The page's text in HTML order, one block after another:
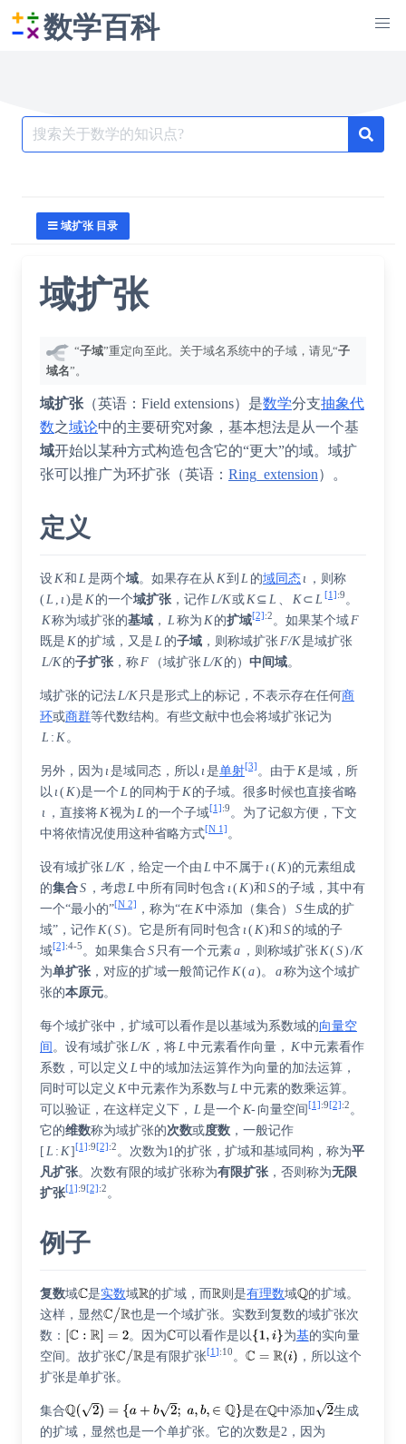
数学百科
Search
for:
域扩张 目录
域扩张
“子域”重定向至此。关于域名系统中的子域，请见“子
域名”。
域扩张 （英语： Field extensions）是数学分支抽象代
数之域论中的主要研究对象，基本想法是从一个基
域开始以某种方式构造包含它的“更大”的域。域扩
张可以推广为环扩张 （英语 ： Ring_extension） 。
定义
设 K和 L 是两个域。如果存在从 K到 L 的域同态 ι ，则称
( L ι )是 K 的一个域扩张 ，记作 L/K或 K ⊆ L K ⊂ L [1] :9 。
K称为域扩张的基域 ， L 称为 K 的扩域[2] :2 。如果某个域 F
既是 K 的扩域，又是 L 的子域 ，则称域扩张 F/K是域扩张
L/K 的子扩张 ，称 F （域扩张 L/K 的） 中间域。
域扩张的记法 L/K 只是形式上的标记，不表示存在任何商
环或商群等代数结构。有些文献中也会将域扩张记为
L : K 。
另外，因为 ι 是域同态，所以 ι 是单射[3] 。由于 K是域，所
以 ι ( K)是一个 L 的同构于 K 的子域。很多时候也直接省略
ι ，直接将 K视为 L 的一个子域[1] :9 。为了记叙方便，下文
中将依情况使用这种省略方式[N 1] 。
设有域扩张 L/K ，给定一个由 L 中不属于 ι ( K)的元素组成
的集合S ，考虑 L 中所有同时包含 ι ( K)和 S 的子域，其中有
一个“最小的”[N 2] ，称为“在 K中添加（集合） S生成的扩
域”，记作 K(S)。它是所有同时包含 ι ( K)和 S 的域的子
域[2] :4-5 。如果集合 S 只有一个元素a ，则称域扩张 K(S) /K
为单扩张 ，对应的扩域一般简记作 K(a)。 a称为这个域扩
张的本原元。
每个域扩张中，扩域可以看作是以基域为系数域的向量空
间 。设有域扩张 L/K ，将 L 中元素看作向量， K中元素看作
系数，可以定义 L 中的域加法运算作为向量的加法运算，
同时可以定义 K中元素作为系数与 L 中元素的数乘运算。
可以验证，在这样定义下， L 是一个 K- 向量空间[1] :9[2] :2 。
它的维数称为域扩张的次数或度数 ，一般记作
[ L : K][1] :9[2] :2 。次数为1的扩张，扩域和基域同构，称为平
凡扩张。次数有限的域扩张称为有限扩张 ，否则称为无限
扩张[1] :9[2] :2 。
例子
复数域 是实数域 的扩域，而 则是有理数域
的扩域。
这样，显然
也是一个域扩张。实数到复数的域扩张次
数：
。因为 可以看作是以 为基的实向量
空间。故扩张
是有限扩张[1] :10 。
，所以这个
扩张是单扩张。
集合 是在 中添加
生成
的扩域，显然也是一个单扩张。它的次数是2，因为